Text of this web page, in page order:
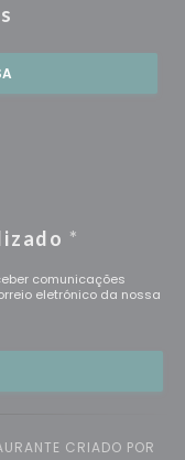
*
comunicações
eletrónico da nossa
CRIADO POR